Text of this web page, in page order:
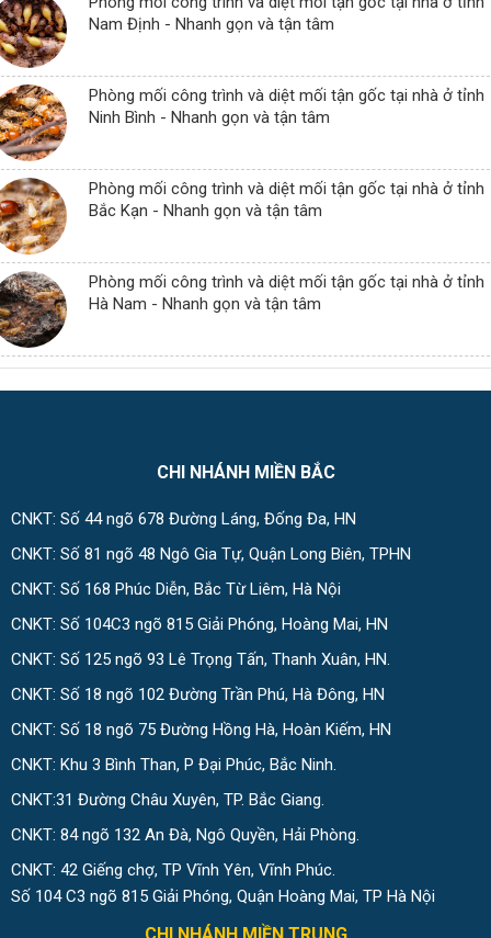
Nam Định - Nhanh gọn và tận tâm
Phòng mối công trình và diệt mối tận gốc tại nhà ở tỉnh
Ninh Bình - Nhanh gọn và tận tâm
Phòng mối công trình và diệt mối tận gốc tại nhà ở tỉnh
Bắc Kạn - Nhanh gọn và tận tâm
Phòng mối công trình và diệt mối tận gốc tại nhà ở tỉnh
Hà Nam - Nhanh gọn và tận tâm
CHI NHÁNH MIỀN BẮC
CNKT: Số 44 ngõ 678 Đường Láng, Đống Đa, HN
CNKT: Số 81 ngõ 48 Ngô Gia Tự, Quận Long Biên, TPHN
CNKT: Số 168 Phúc Diễn, Bắc Từ Liêm, Hà Nội
CNKT: Số 104C3 ngõ 815 Giải Phóng, Hoàng Mai, HN
CNKT: Số 125 ngõ 93 Lê Trọng Tấn, Thanh Xuân, HN.
CNKT: Số 18 ngõ 102 Đường Trần Phú, Hà Đông, HN
CNKT: Số 18 ngõ 75 Đường Hồng Hà, Hoàn Kiếm, HN
CNKT: Khu 3 Bình Than, P Đại Phúc, Bắc Ninh.
CNKT:31 Đường Châu Xuyên, TP. Bắc Giang.
CNKT: 84 ngõ 132 An Đà, Ngô Quyền, Hải Phòng.
CNKT: 42 Giếng chợ, TP Vĩnh Yên, Vĩnh Phúc.
Số 104 C3 ngõ 815 Giải Phóng, Quận Hoàng Mai, TP Hà Nội